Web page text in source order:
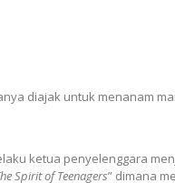
diajak untuk menanam
ketua penyelenggara
Spirit of Teenagers” dimana